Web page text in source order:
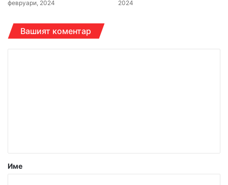
февруари, 2024
2024
Вашият коментар
р
Име